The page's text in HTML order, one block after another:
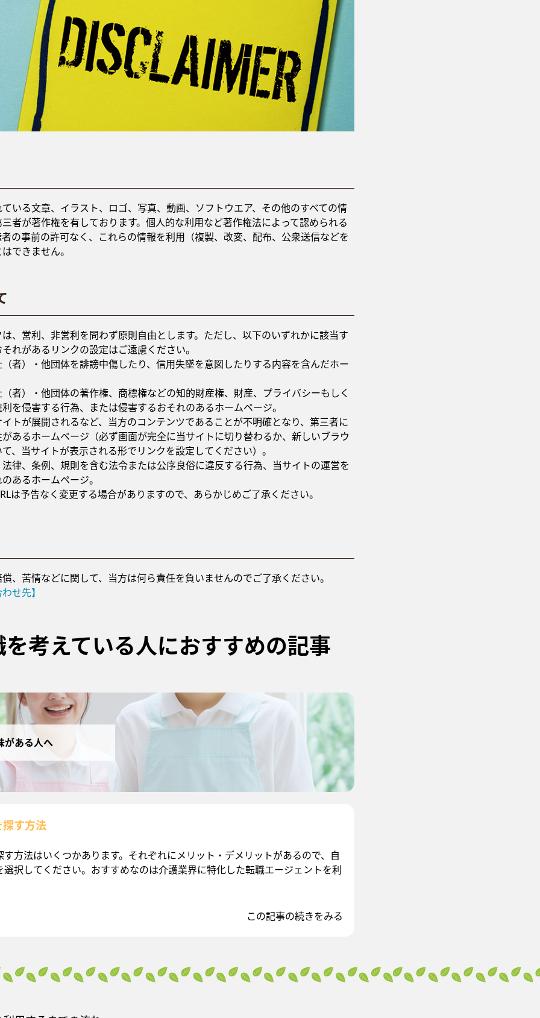
いる文章、イラスト、ロゴ、写真、動画、ソフトウエア、その他のすべての情
者が著作権を有しております。個人的な利用など著作権法によって認められる
の事前の許可なく、これらの情報を利用（複製、改変、配布、公衆送信などを
できません。
、営利、非営利を問わず原則自由とします。ただし、以下のいずれかに該当す
れがあるリンクの設定はご遠慮ください。
者）・他団体を誹謗中傷したり、信用失墜を意図したりする内容を含んだホー
者）・他団体の著作権、商標権などの知的財産権、財産、プライバシーもしく
を侵害する行為、または侵害するおそれのあるホームページ。
トが展開されるなど、当方のコンテンツであることが不明確となり、第三者に
あるホームページ（必ず画面が完全に当サイトに切り替わるか、新しいブラウ
、当サイトが表示される形でリンクを設定してください）。
律、条例、規則を含む法令または公序良俗に違反する行為、当サイトの運営を
あるホームページ。
は予告なく変更する場合がありますので、あらかじめご了承ください。
、苦情などに関して、当方は何ら責任を負いませんのでご了承ください。
せ先】
を考えている人におすすめの記事
がある人へ
す方法
方法はいくつかあります。それぞれにメリット・デメリットがあるので、自
選択してください。おすすめなのは介護業界に特化した転職エージェントを利
この記事の続きをみる